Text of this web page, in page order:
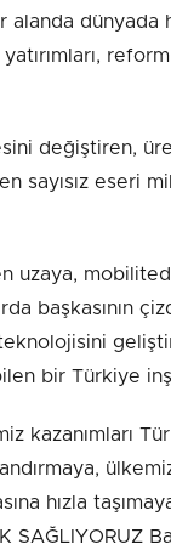
alanda dünyada
değiştiren,
sayısız eseri
uzaya,
başkasının
bir Türkiye
kazanımları
hızla
SAĞLIYORUZ